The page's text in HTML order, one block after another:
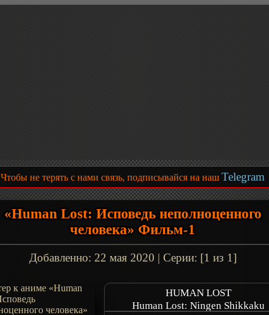
Чтобы не терять с нами связь, подписывайся на наш Telegram
«Human Lost: Исповедь неполноценного
человека» Фильм-1
Добавленно: 22 мая 2020 | Серии: [1 из 1]
HUMAN LOST
Human Lost: Ningen Shikkaku